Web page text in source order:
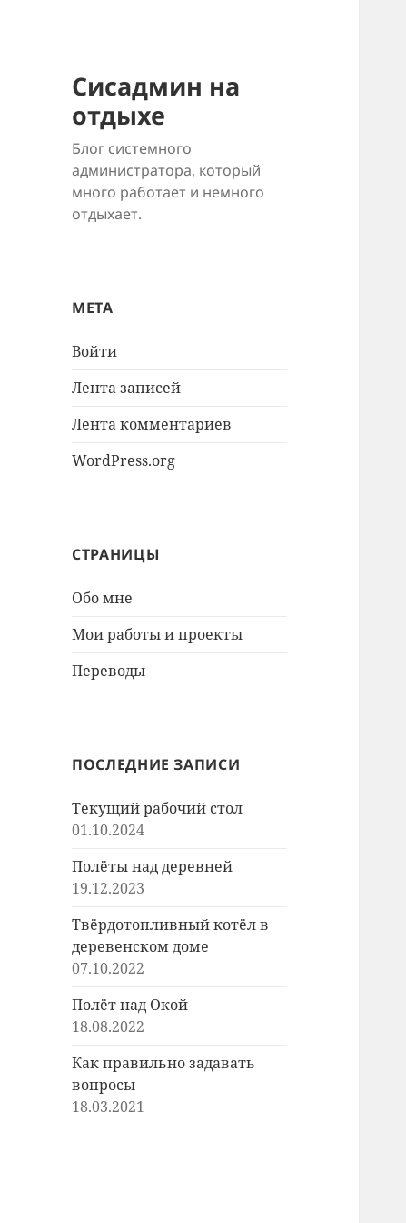
Сисадмин на
отдыхе
Блог системного
администратора, который
много работает и немного
отдыхает.
МЕТА
Войти
Лента записей
Лента комментариев
WordPress.org
СТРАНИЦЫ
Обо мне
Мои работы и проекты
Переводы
ПОСЛЕДНИЕ ЗАПИСИ
Текущий рабочий стол
01.10.2024
Полёты над деревней
19.12.2023
Твёрдотопливный котёл в
деревенском доме
07.10.2022
Полёт над Окой
18.08.2022
Как правильно задавать
вопросы
18.03.2021